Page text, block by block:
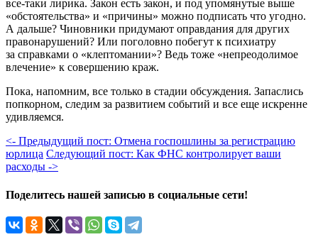
все-таки лирика. Закон есть закон, и под упомянутые выше
«обстоятельства» и «причины» можно подписать что угодно.
А дальше? Чиновники придумают оправдания для других
правонарушений? Или поголовно побегут к психиатру
за справками о «клептомании»? Ведь тоже «непреодолимое
влечение» к совершению краж.
Пока, напомним, все только в стадии обсуждения. Запаслись
попкорном, следим за развитием событий и все еще искренне
удивляемся.
<- Предыдущий пост: Отмена госпошлины за регистрацию
юрлица Следующий пост: Как ФНС контролирует ваши
расходы ->
Поделитесь нашей записью в социальные сети!